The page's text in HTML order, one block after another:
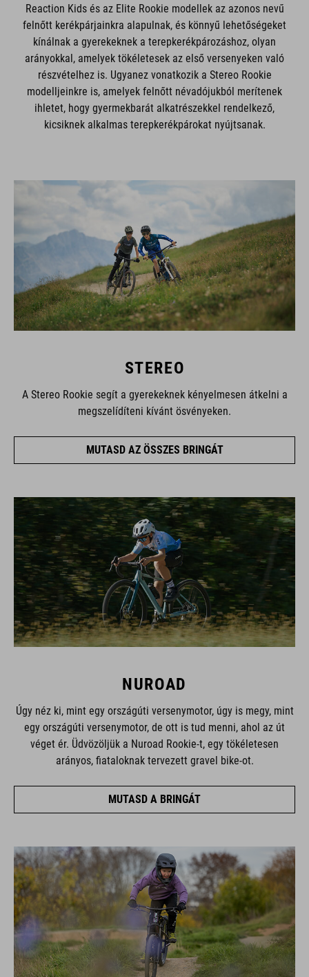
Reaction Kids és az Elite Rookie modellek az azonos nevű
felnőtt kerékpárjainkra alapulnak, és könnyű lehetőségeket
kínálnak a gyerekeknek a terepkerékpározáshoz, olyan
arányokkal, amelyek tökéletesek az első versenyeken való
részvételhez is. Ugyanez vonatkozik a Stereo Rookie
modelljeinkre is, amelyek felnőtt névadójukból merítenek
ihletet, hogy gyermekbarát alkatrészekkel rendelkező,
kicsiknek alkalmas terepkerékpárokat nyújtsanak.
STEREO
A Stereo Rookie segít a gyerekeknek kényelmesen átkelni a
megszelídíteni kívánt ösvényeken.
MUTASD AZ ÖSSZES BRINGÁT
NUROAD
Úgy néz ki, mint egy országúti versenymotor, úgy is megy, mint
egy országúti versenymotor, de ott is tud menni, ahol az út
véget ér. Üdvözöljük a Nuroad Rookie-t, egy tökéletesen
arányos, fiataloknak tervezett gravel bike-ot.
MUTASD A BRINGÁT